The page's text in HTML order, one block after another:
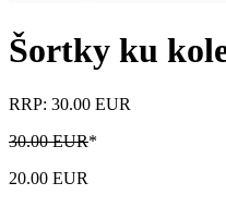
Šortky ku
RRP: 30.00 EUR
30.00 EUR*
20.00 EUR